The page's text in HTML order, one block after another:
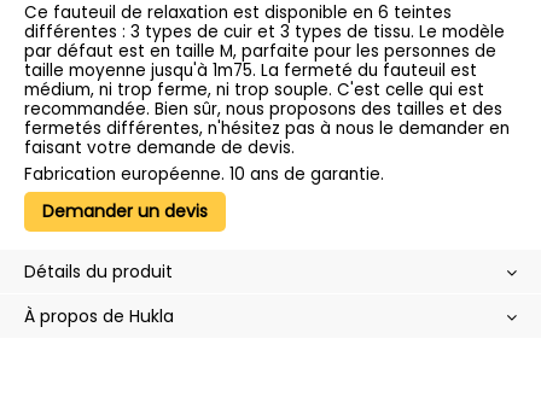
Ce fauteuil de relaxation est disponible en 6 teintes
différentes : 3 types de cuir et 3 types de tissu. Le modèle
par défaut est en taille M, parfaite pour les personnes de
taille moyenne jusqu'à 1m75. La fermeté du fauteuil est
médium, ni trop ferme, ni trop souple. C'est celle qui est
recommandée. Bien sûr, nous proposons des tailles et des
fermetés différentes, n'hésitez pas à nous le demander en
faisant votre demande de devis.
Fabrication européenne. 10 ans de garantie.
Demander un devis
Détails du produit
À propos de Hukla